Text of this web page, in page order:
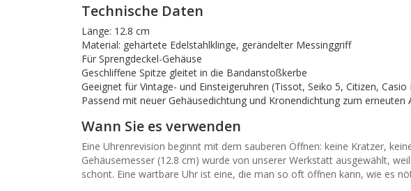
Technische Daten
Länge: 12.8 cm
Material: gehärtete Edelstahlklinge, gerändelter Messinggriff
Für Sprengdeckel-Gehäuse
Geschliffene Spitze gleitet in die Bandanstoßkerbe
Geeignet für Vintage- und Einsteigeruhren (Tissot, Seiko 5, Citizen, Casio
Passend mit neuer Gehäusedichtung und Kronendichtung zum erneuten
Wann Sie es verwenden
Eine Uhrenrevision beginnt mit dem sauberen Öffnen: keine Kratzer,
Gehäusemesser (12.8 cm) wurde von unserer Werkstatt ausgewählt,
schont. Eine wartbare Uhr ist eine, die man so oft öffnen kann, wie es